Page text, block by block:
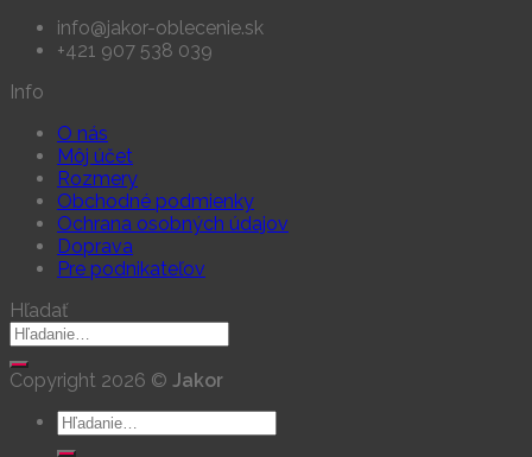
info@jakor-oblecenie.sk
+421 907 538 039
Info
O nás
Môj účet
Rozmery
Obchodné podmienky
Ochrana osobných údajov
Doprava
Pre podnikateľov
Hľadať
Hľadať:
Copyright 2026 © Jakor
Hľadať: